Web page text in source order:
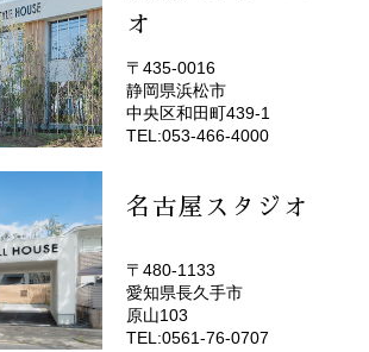
オ
(EMOTOP浜松)
〒435-0016
静岡県浜松市
中央区和田町439-1
TEL:053-466-4000
名古屋スタジオ
(EMOTOP名古屋)
〒480-1133
愛知県長久手市
原山103
TEL:0561-76-0707